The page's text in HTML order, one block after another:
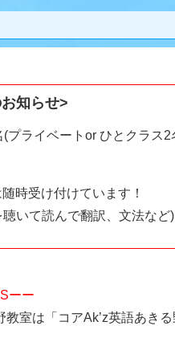
知らせ>
プライベートor ひとクラス2
時受け付けています！
いて読んで翻訳、文法など)
ーー
教室は「コアAk’z英語あき